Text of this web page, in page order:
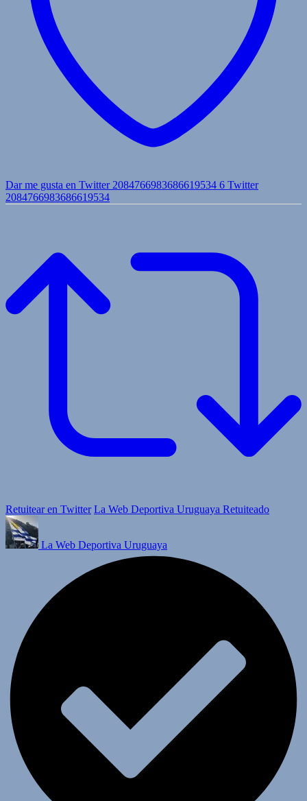
Dar me gusta en Twitter 2084766983686619534 6 Twitter
2084766983686619534
Retuitear en Twitter La Web Deportiva Uruguaya Retuiteado
La Web Deportiva Uruguaya